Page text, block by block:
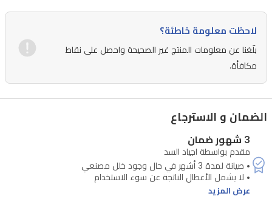
يوفر
استجابة
سريعة
ونقرات
التنافسية.
تأتي
اللوحة
لاحظت معلومة خاطئة؟
بلّغنا عن معلومات المنتج غير الصحيحة واحصل على نقاط
مكافأة.
الضمان و الاسترجاع
3 شهور ضمان
مقدم بواسطة اجياد السد
عرض المزيد